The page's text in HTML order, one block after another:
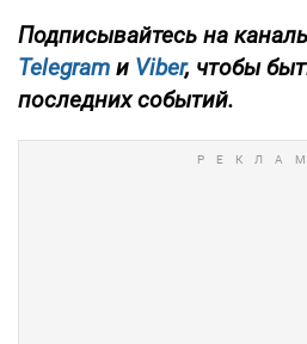
Подписывайтесь на
Telegram и Viber, чтобы
последних событий.